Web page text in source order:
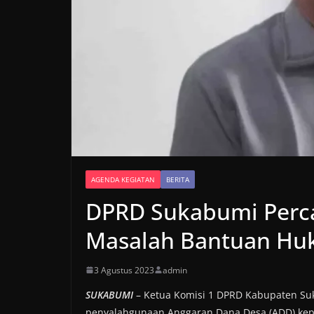
AGENDA KEGIATAN BERITA
DPRD Sukabumi
Masalah Bantuan
3 Agustus 2023 admin
SUKABUMI – Ketua Komisi 1 DPRD Kabupaten